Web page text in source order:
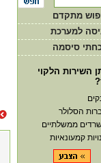
מתקדם
למערכת
סיסמה
השירות הלקוי
הסלולר
ממשלתיים
קמעונאיות